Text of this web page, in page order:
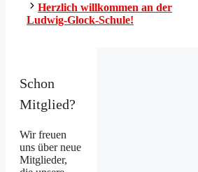
Herzlich willkommen an der
Ludwig-Glock-Schule!
Schon
Mitglied?
Wir freuen
uns über neue
Mitglieder,